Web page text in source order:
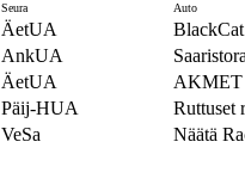
Seura
Auto
ÄetUA
AnkUA
ÄetUA AKMET
Päij-HUA Ruttuset
VeSa Näätä